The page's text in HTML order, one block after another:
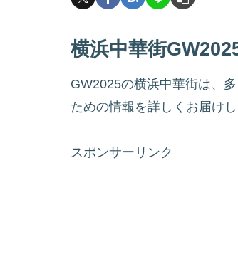
横浜中華街
GW2025の横浜中華街は、
ための情報を詳しくお届けし
スポンサーリンク